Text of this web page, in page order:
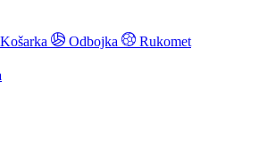
Košarka Odbojka
Rukomet